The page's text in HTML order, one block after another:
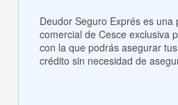
Deudor Seguro Exprés es una
comercial de Cesce exclusiva
con la que podrás asegurar
crédito sin necesidad de